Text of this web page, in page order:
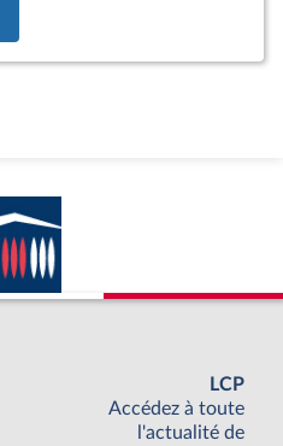
LCP
Accédez à toute
l'actualité de